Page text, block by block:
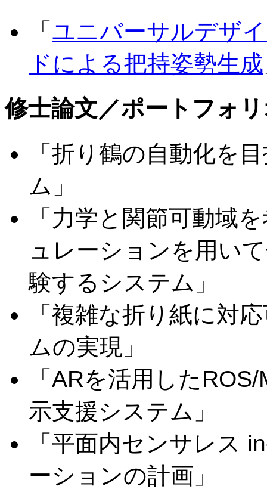
「 ユニバーサルデザ
ドによる把持姿勢生成
修士論文／ポートフォ
「折り鶴の自動化を
ム」
「力学と関節可動域
ュレーションを用い
験するシステム」
「複雑な折り紙に対
ムの実現」
「ARを活用した
示支援システム」
「平面内センサレス
ーションの計画」